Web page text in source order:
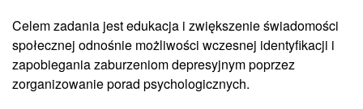
Celem zadania jest edukacja i zwiększenie świadomości
społecznej odnośnie możliwości wczesnej identyfikacji i
zapobiegania zaburzeniom depresyjnym poprzez
zorganizowanie porad psychologicznych.